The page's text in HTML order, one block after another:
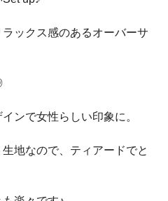
ックス感のあるオーバーサ
ンで女性らしい印象に。
地なので、ティアードでと